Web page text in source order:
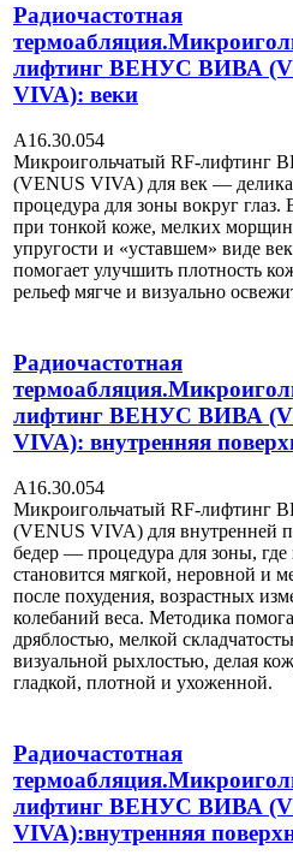
Радиочастотная
лифтинг ВЕНУС ВИВА
VIVA): веки
А16.30.054
Микроигольчатый RF-
(VENUS VIVA) для век —
процедура для зоны вокруг
при тонкой коже, мелких
упругости и «уставшем» виде
помогает улучшить плотность
рельеф мягче и визуально
Радиочастотная
лифтинг ВЕНУС ВИВА
VIVA): внутренняя
А16.30.054
Микроигольчатый RF-
(VENUS VIVA) для внутренней
бедер — процедура для зоны, где
становится мягкой, неровной и
после похудения, возрастных
колебаний веса. Методика
дряблостью, мелкой
визуальной рыхлостью, делая
гладкой, плотной и ухоженной.
Радиочастотная
лифтинг ВЕНУС ВИВА
VIVA):внутренняя